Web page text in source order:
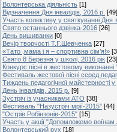
Волонтерська діяльність [1]
Відзначення Дня інвалідів, 2016 р. [49]
Участь колективу у святкуванні Дня
Свято останнього дзвінка-2016 [26]
День вишиванки [0]
Вечір творчості Т.Г.Шевченка [27]
«Тато ,мама і я – спортивна сім’я!»
Свято 8 Березня у школі, 2016 рік [23]
Конкурс пісні в жестовому виконанні
Фестиваль жестової пісні серед
Тиждень педагогічної майстерності
День інвалідів, 2015 р. [9]
Зустріч із учасниками АТО [38]
Фестиваль "Назустріч мрії-2015" [44]
"Острів Робінзонів-2015" [15]
Участь у акції "Допомложемо
Волонтерський рух [18]